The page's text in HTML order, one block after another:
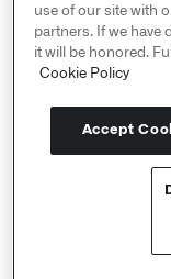
Cookies
Privacy
Terms of Use ↗
Do Not Sell or
use of our site with
partners. If we have
it will be honored.
Cookie Policy
Accept